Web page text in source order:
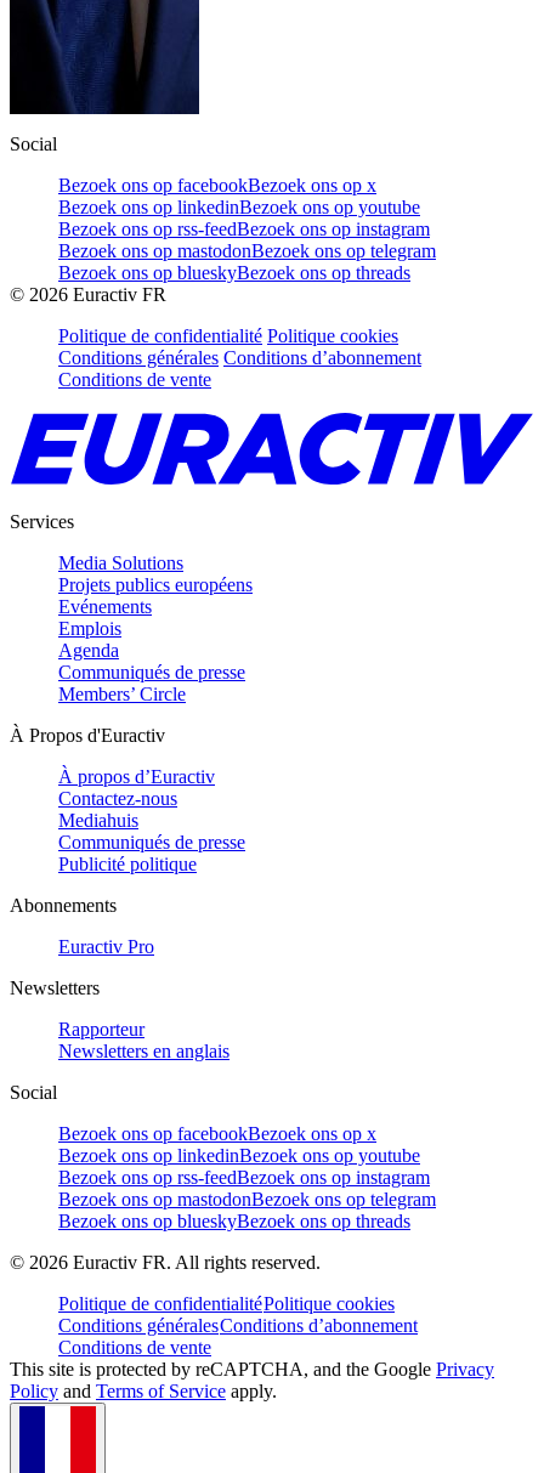
Social
Bezoek ons op facebookBezoek ons op x
Bezoek ons op linkedinBezoek ons op youtube
Bezoek ons op rss-feedBezoek ons op instagram
Bezoek ons op mastodonBezoek ons op telegram
Bezoek ons op blueskyBezoek ons op threads
© 2026 Euractiv FR
Politique de confidentialité Politique cookies
Conditions générales Conditions d’abonnement
Conditions de vente
Services
Media Solutions
Projets publics européens
Evénements
Emplois
Agenda
Communiqués de presse
Members’ Circle
À Propos d'Euractiv
À propos d’Euractiv
Contactez-nous
Mediahuis
Communiqués de presse
Publicité politique
Abonnements
Euractiv Pro
Newsletters
Rapporteur
Newsletters en anglais
Social
Bezoek ons op facebookBezoek ons op x
Bezoek ons op linkedinBezoek ons op youtube
Bezoek ons op rss-feedBezoek ons op instagram
Bezoek ons op mastodonBezoek ons op telegram
Bezoek ons op blueskyBezoek ons op threads
© 2026 Euractiv FR. All rights reserved.
Politique de confidentialitéPolitique cookies
Conditions généralesConditions d’abonnement
Conditions de vente
This site is protected by reCAPTCHA, and the Google Privacy
Policy and Terms of Service apply.